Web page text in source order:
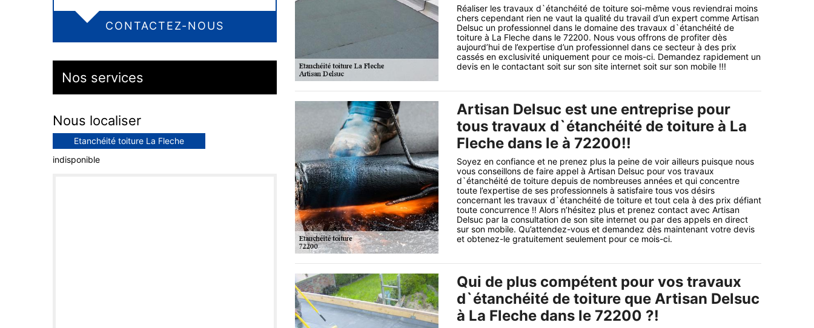
CONTACTEZ-NOUS
Nos services
Nous localiser
Etanchéité toiture La Fleche
indisponible
Réaliser les travaux d`étanchéité de toiture soi-même vous reviendrai moins
chers cependant rien ne vaut la qualité du travail d’un expert comme Artisan
Delsuc un professionnel dans le domaine des travaux d`étanchéité de
toiture à La Fleche dans le 72200. Nous vous offrons de profiter dès
aujourd’hui de l’expertise d’un professionnel dans ce secteur à des prix
cassés en exclusivité uniquement pour ce mois-ci. Demandez rapidement un
devis en le contactant soit sur son site internet soit sur son mobile !!!
Artisan Delsuc est une entreprise pour
tous travaux d`étanchéité de toiture à La
Fleche dans le à 72200!!
Soyez en confiance et ne prenez plus la peine de voir ailleurs puisque nous
vous conseillons de faire appel à Artisan Delsuc pour vos travaux
d`étanchéité de toiture depuis de nombreuses années et qui concentre
toute l’expertise de ses professionnels à satisfaire tous vos désirs
concernant les travaux d`étanchéité de toiture et tout cela à des prix défiant
toute concurrence !! Alors n’hésitez plus et prenez contact avec Artisan
Delsuc par la consultation de son site internet ou par des appels en direct
sur son mobile. Qu’attendez-vous et demandez dès maintenant votre devis
et obtenez-le gratuitement seulement pour ce mois-ci.
Qui de plus compétent pour vos travaux
d`étanchéité de toiture que Artisan Delsuc
à La Fleche dans le 72200 ?!